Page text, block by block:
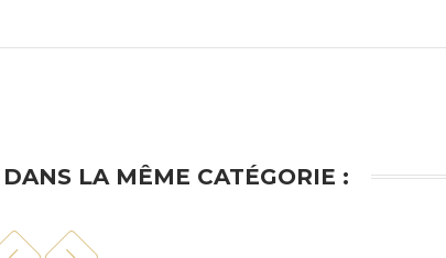
LA MÊME CATÉGORIE :